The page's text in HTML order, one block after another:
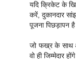
यदि क्रिकेट के
करें, दुकानदार
पूजना पिछड़ापन
जो फख्र के साथ
वो ही जिम्मेदार